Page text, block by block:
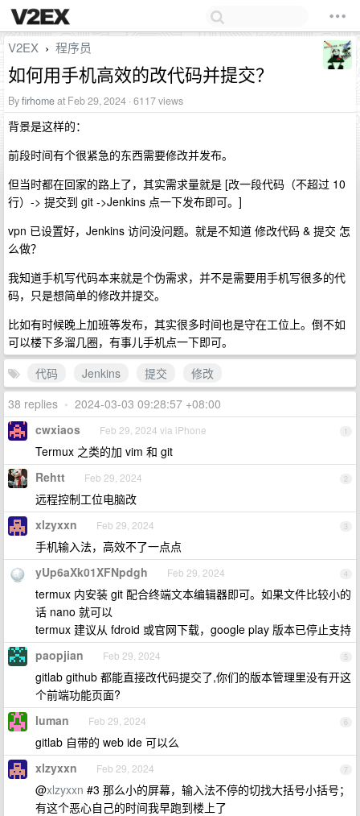
V2EX › 程序员
如何用手机高效的改代码并提交？
Byfirhomeat Feb 29, 2024 · 6117 views
背景是这样的：
前段时间有个很紧急的东西需要修改并发布。
但当时都在回家的路上了，其实需求量就是 [改一段代码（不超过 10
行）-> 提交到 git ->Jenkins 点一下发布即可。]
vpn 已设置好，Jenkins 访问没问题。就是不知道 修改代码 & 提交 怎
么做？
我知道手机写代码本来就是个伪需求，并不是需要用手机写很多的代
码，只是想简单的修改并提交。
比如有时候晚上加班等发布，其实很多时间也是守在工位上。倒不如
可以楼下多溜几圈，有事儿手机点一下即可。
代码
Jenkins 提交
修改
38 replies • 2024-03-03 09:28:57 +08:00
1
cwxiaos Feb 29, 2024 via iPhone
Termux 之类的加 vim 和 git
2
Rehtt Feb 29, 2024
远程控制工位电脑改
3
xlzyxxn Feb 29, 2024
手机输入法，高效不了一点点
4
yUp6aXk01XFNpdgh Feb 29, 2024
termux 内安装 git 配合终端文本编辑器即可。如果文件比较小的
话 nano 就可以
termux 建议从 fdroid 或官网下载，google play 版本已停止支持
5
paopjian Feb 29, 2024
gitlab github 都能直接改代码提交了,你们的版本管理里没有开这
个前端功能页面?
6
luman Feb 29, 2024
gitlab 自带的 web ide 可以么
7
xlzyxxn Feb 29, 2024
@xlzyxxn #3 那么小的屏幕，输入法不停的切找大括号小括号；
有这个恶心自己的时间我早跑到楼上了